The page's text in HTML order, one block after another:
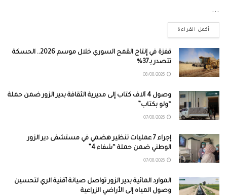
...
أكمل القراءة
قفزة في إنتاج القمح السوري خلال موسم 2026.. الحسكة
تتصدر بـ37%
وصول 4 آلاف كتاب إلى مديرية الثقافة بدير الزور ضمن حملة
“ولو بكتاب”
إجراء 7 عمليات تنظير هضمي في مستشفى دير الزور
الوطني ضمن حملة “شفاء 4”
الموارد المائية بدير الزور تواصل صيانة أقنية الري لتحسين
وصول المياه إلى الأراضي الزراعية